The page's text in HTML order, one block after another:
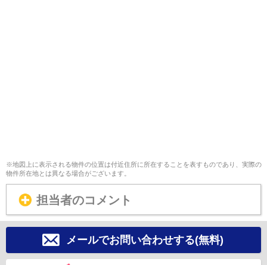
※地図上に表示される物件の位置は付近住所に所在することを表すものであり、実際の
物件所在地とは異なる場合がございます。
担当者のコメント
メールでお問い合わせする(無料)